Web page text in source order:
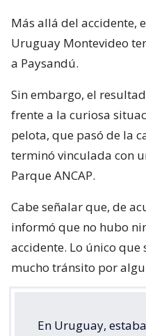
Más allá del accidente,
Uruguay Montevideo
a Paysandú.
Sin embargo, el
frente a la curiosa
pelota, que pasó de la
terminó vinculada con
Parque ANCAP.
Cabe señalar que, de
informó que no hubo
accidente. Lo único que
mucho tránsito por
En Uruguay,